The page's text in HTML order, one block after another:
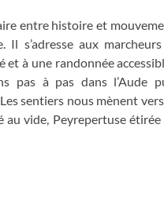
entre histoire et
s’adresse aux
et à une randonnée
pas à pas dans l’Aude
sentiers nous mènent
au vide, Peyrepertuse
de pauses contemplatives.
pog à plus de 1200 m,
toute sa profondeur à